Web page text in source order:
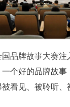
品牌故事大赛
个好的品牌故
看见、被聆听、